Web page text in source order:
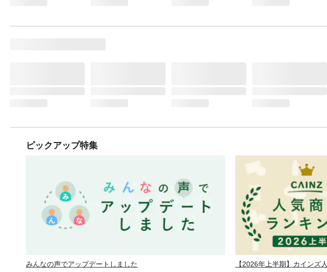
ピックアップ特集
みんなの声でアップデートしました 【2026年上半期】カインズ